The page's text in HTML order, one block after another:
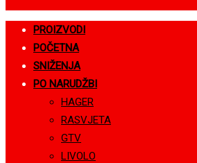
PROIZVODI
POČETNA
SNIŽENJA
PO NARUDŽBI
HAGER
RASVJETA
GTV
LIVOLO